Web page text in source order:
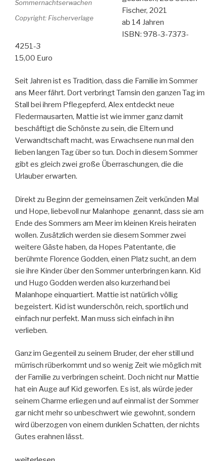
Copyright: Fischerverlage
Fischer, 2021
ab 14 Jahren
ISBN: 978-3-7373-
4251-3
15,00 Euro
Seit Jahren ist es Tradition, dass die Familie im Sommer
ans Meer fährt. Dort verbringt Tamsin den ganzen Tag im
Stall bei ihrem Pflegepferd, Alex entdeckt neue
Fledermausarten, Mattie ist wie immer ganz damit
beschäftigt die Schönste zu sein, die Eltern und
Verwandtschaft macht, was Erwachsene nun mal den
lieben langen Tag über so tun. Doch in diesem Sommer
gibt es gleich zwei große Überraschungen, die die
Urlauber erwarten.
Direkt zu Beginn der gemeinsamen Zeit verkünden Mal
und Hope, liebevoll nur Malanhope genannt, dass sie am
Ende des Sommers am Meer im kleinen Kreis heiraten
wollen. Zusätzlich werden sie diesem Sommer zwei
weitere Gäste haben, da Hopes Patentante, die
berühmte Florence Godden, einen Platz sucht, an dem
sie ihre Kinder über den Sommer unterbringen kann. Kid
und Hugo Godden werden also kurzerhand bei
Malanhope einquartiert. Mattie ist natürlich völlig
begeistert. Kid ist wunderschön, reich, sportlich und
einfach nur perfekt. Man muss sich einfach in ihn
verlieben.
Ganz im Gegenteil zu seinem Bruder, der eher still und
mürrisch rüberkommt und so wenig Zeit wie möglich mit
der Familie zu verbringen scheint. Doch nicht nur Mattie
hat ein Auge auf Kid geworfen. Es ist, als würde jeder
seinem Charme erliegen und auf einmal ist der Sommer
gar nicht mehr so unbeschwert wie gewohnt, sondern
wird überzogen von einem dunklen Schatten, der nichts
Gutes erahnen lässt.